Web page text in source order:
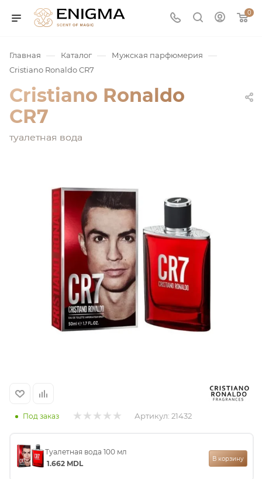
0
/ Нишевая
Главная — Каталог — Мужская парфюмерия —
Cristiano Ronaldo CR7
Cristiano Ronaldo
CR7
туалетная вода
Под заказ Артикул: 21432
Туалетная вода 100 мл
1.662 MDL
В корзину